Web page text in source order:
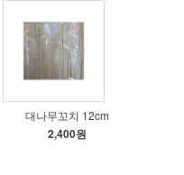
대나무꼬치 12cm
2,400원